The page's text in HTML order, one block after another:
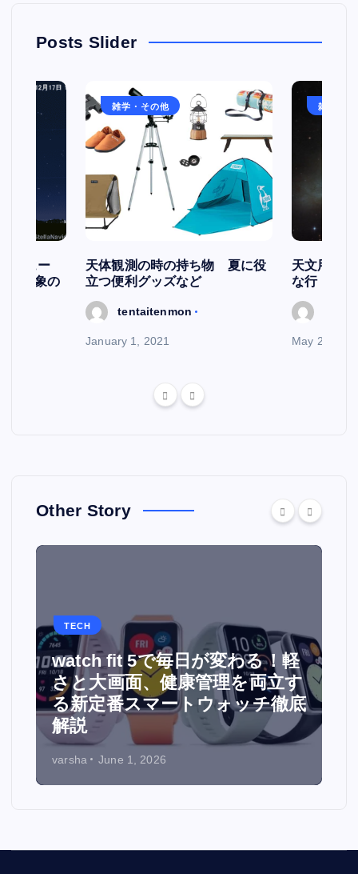
Posts Slider
ジュー
文現象の
雑学・その他
天体観測の時の持ち物 夏に役
立つ便利グッズなど
tentaitenmon
January 1, 2021
雑学・そ
天文用語
な行
May 29,
Other Story
TECH
watch fit 5で毎日が変わる！軽
さと大画面、健康管理を両立す
る新定番スマートウォッチ徹底
解説
varsha June 1, 2026